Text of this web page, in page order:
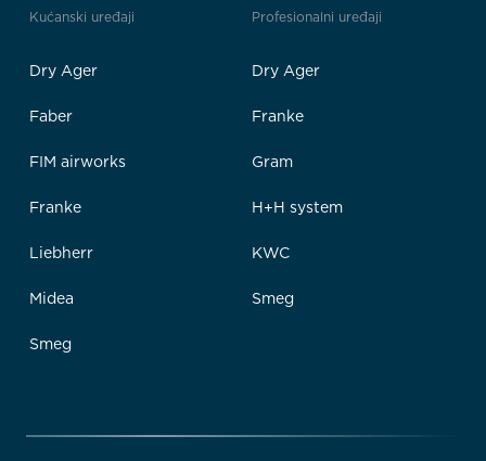
Kućanski uređaji
Dry Ager
Faber
FIM airworks
Franke
Liebherr
Midea
Smeg
Profesionalni uređaji
Dry Ager
Franke
Gram
H+H system
KWC
Smeg